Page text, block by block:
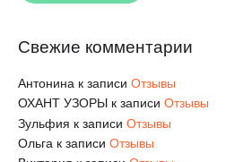
Свежие комментарии
Антонинак записиОтзывы
ОХАНТ УЗОРЫк записиОтзывы
Зульфия к записиОтзывы
Ольгак записиОтзывы